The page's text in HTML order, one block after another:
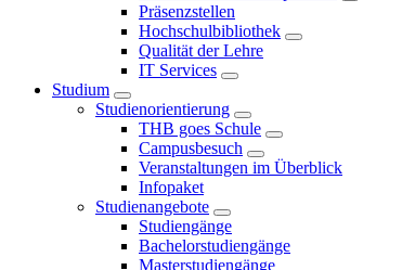
Präsenzstellen
Hochschulbibliothek
Qualität der Lehre
IT Services
Studium
Studienorientierung
THB goes Schule
Campusbesuch
Veranstaltungen im Überblick
Infopaket
Studienangebote
Studiengänge
Bachelorstudiengänge
Masterstudiengänge